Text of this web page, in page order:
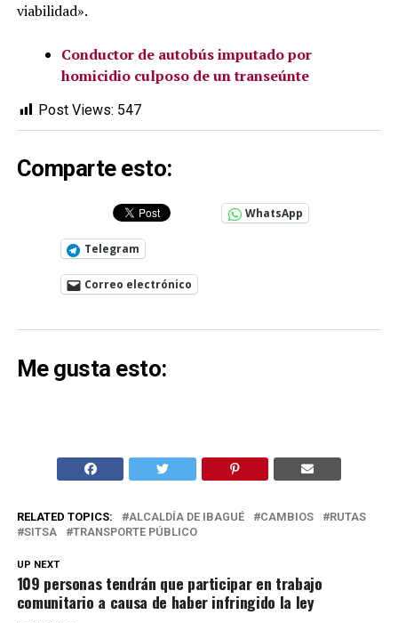
viabilidad».
Conductor de autobús imputado por
homicidio culposo de un transeúnte
Post Views: 547
Comparte esto:
WhatsApp
Telegram
Correo electrónico
Me gusta esto:
RELATED TOPICS: ALCALDÍA DE IBAGUÉ CAMBIOS
RUTAS
SITSA
TRANSPORTE PÚBLICO
UP NEXT
109 personas tendrán que participar en trabajo
comunitario a causa de haber infringido la ley